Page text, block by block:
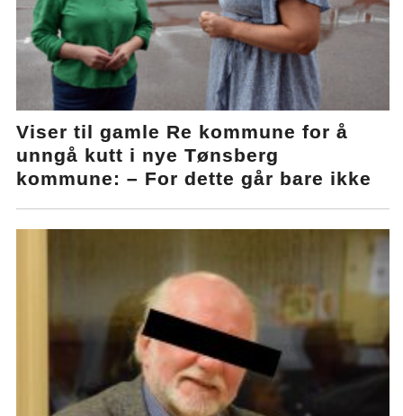
Viser til gamle Re kommune for å
unngå kutt i nye Tønsberg
kommune: – For dette går bare ikke